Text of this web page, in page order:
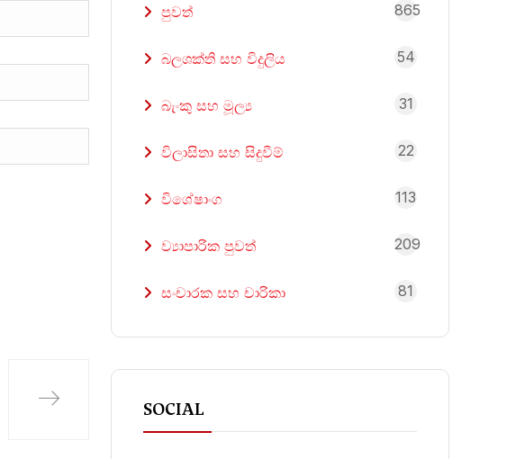
පුවත් 865
බලශක්ති සහ විදුලිය 54
බැංකු සහ මූල්‍ය 31
විලාසිතා සහ සිදුවීම් 22
විශේෂාංග 113
ව්‍යාපාරික පුවත් 209
සංචාරක සහ චාරිකා 81
SOCIAL